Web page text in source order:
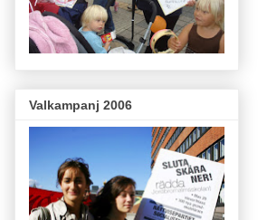
Valkampanj 2006